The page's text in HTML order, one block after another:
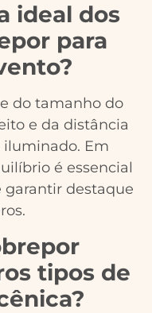
ideal dos
para
do tamanho do
e da distância
iluminado. Em
é essencial
garantir destaque
tipos de